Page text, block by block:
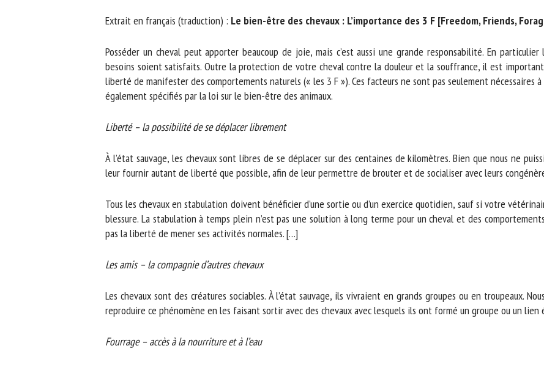
Extrait en français (traduction) : Le bien-être des chevaux : L’importance des 3 F [Freedom, Friends,
Posséder un cheval peut apporter beaucoup de joie, mais c’est aussi une grande responsabilité. En particulier
besoins soient satisfaits. Outre la protection de votre cheval contre la douleur et la souffrance, il est important
liberté de manifester des comportements naturels (« les 3 F »). Ces facteurs ne sont pas seulement nécessaires
également spécifiés par la loi sur le bien-être des animaux.
Liberté – la possibilité de se déplacer librement
À l’état sauvage, les chevaux sont libres de se déplacer sur des centaines de kilomètres. Bien que nous ne
leur fournir autant de liberté que possible, afin de leur permettre de brouter et de socialiser avec leurs
Tous les chevaux en stabulation doivent bénéficier d’une sortie ou d’un exercice quotidien, sauf si votre
blessure. La stabulation à temps plein n’est pas une solution à long terme pour un cheval et des
pas la liberté de mener ses activités normales. […]
Les amis – la compagnie d’autres chevaux
Les chevaux sont des créatures sociables. À l’état sauvage, ils vivraient en grands groupes ou en troupeaux.
reproduire ce phénomène en les faisant sortir avec des chevaux avec lesquels ils ont formé un groupe ou un lien
Fourrage – accès à la nourriture et à l’eau
Organisme
*
E-mail *
En soumettant ce formulaire, j'accepte que les informations saisies soient
Les champs suivis de * sont obligatoires